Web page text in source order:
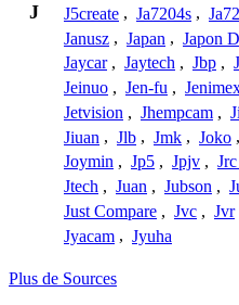
J J5create , Ja7204s ,
Janusz , Japan , Japon
Jaycar , Jaytech , Jbp ,
Jeinuo , Jen-fu ,
Jetvision , Jhempcam ,
Jiuan , Jlb , Jmk , Joko ,
Joymin , Jp5 , Jpjv ,
Jtech , Juan , Jubson ,
Just Compare , Jvc , Jvr
Jyacam , Jyuha
Plus de Sources